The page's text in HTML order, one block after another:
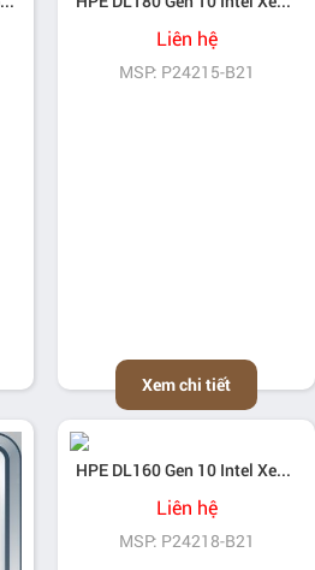
Liên hệ
MSP: P24215-B21
Xem chi tiết
HPE DL160 Gen 10 Intel Xeon-Silver 4215R (3.2GHz/8-core/130W) Processor Kit
Liên hệ
MSP: P24218-B21